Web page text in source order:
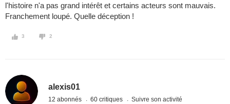
l'histoire n'a pas grand intérêt et certains acteurs sont mauvais.
Franchement loupé. Quelle déception !
3 2
alexis01
12 abonnés 60 critiques Suivre son activité